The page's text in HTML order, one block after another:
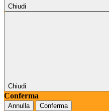
Chiudi
Chiudi
Conferma
Annulla Conferma